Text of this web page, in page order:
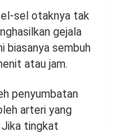
sel otaknya tak
gejala
biasanya sembuh
atau jam.
penyumbatan
arteri yang
Jika tingkat